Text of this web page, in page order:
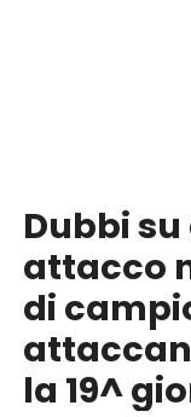
Dubbi
attacco
di
la 19^